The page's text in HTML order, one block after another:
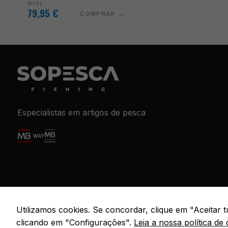
Desde
79,95 € COMPRAR
Especialistas em artigos de pesca
© 2026
Utilizamos cookies. Se concordar, clique em "Aceitar
clicando em "Configurações". Leia a nossa política de